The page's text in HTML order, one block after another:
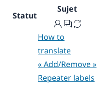
Statut
Sujet
How to
translate
« Add/Remove »
Repeater labels